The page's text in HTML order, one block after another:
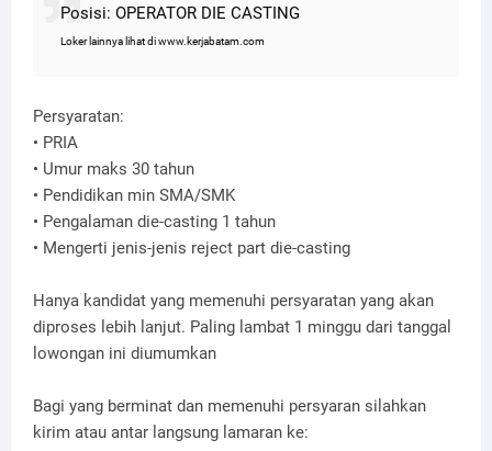
Posisi: OPERATOR DIE CASTING
Loker lainnya lihat di www.kerjabatam.com
Persyaratan:
• PRIA
• Umur maks 30 tahun
• Pendidikan min SMA/SMK
• Pengalaman die-casting 1 tahun
• Mengerti jenis-jenis reject part die-casting
Hanya kandidat yang memenuhi persyaratan yang akan
diproses lebih lanjut. Paling lambat 1 minggu dari tanggal
lowongan ini diumumkan
Bagi yang berminat dan memenuhi persyaran silahkan
kirim atau antar langsung lamaran ke: